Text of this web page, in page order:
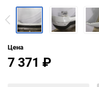
Цена
7 371 ₽